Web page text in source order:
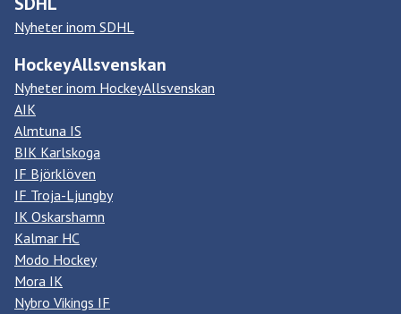
Nyheter inom SDHL
HockeyAllsvenskan
Nyheter inom HockeyAllsvenskan
AIK
Almtuna IS
BIK Karlskoga
IF Björklöven
IF Troja-Ljungby
IK Oskarshamn
Kalmar HC
Modo Hockey
Mora IK
Nybro Vikings IF